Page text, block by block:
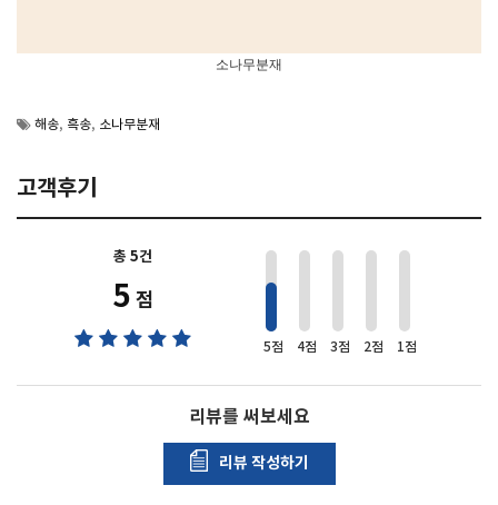
소나무분재
해송, 흑송, 소나무분재
고객후기
총 5건
5 점
5점 4점 3점 2점 1점
리뷰를 써보세요
리뷰 작성하기